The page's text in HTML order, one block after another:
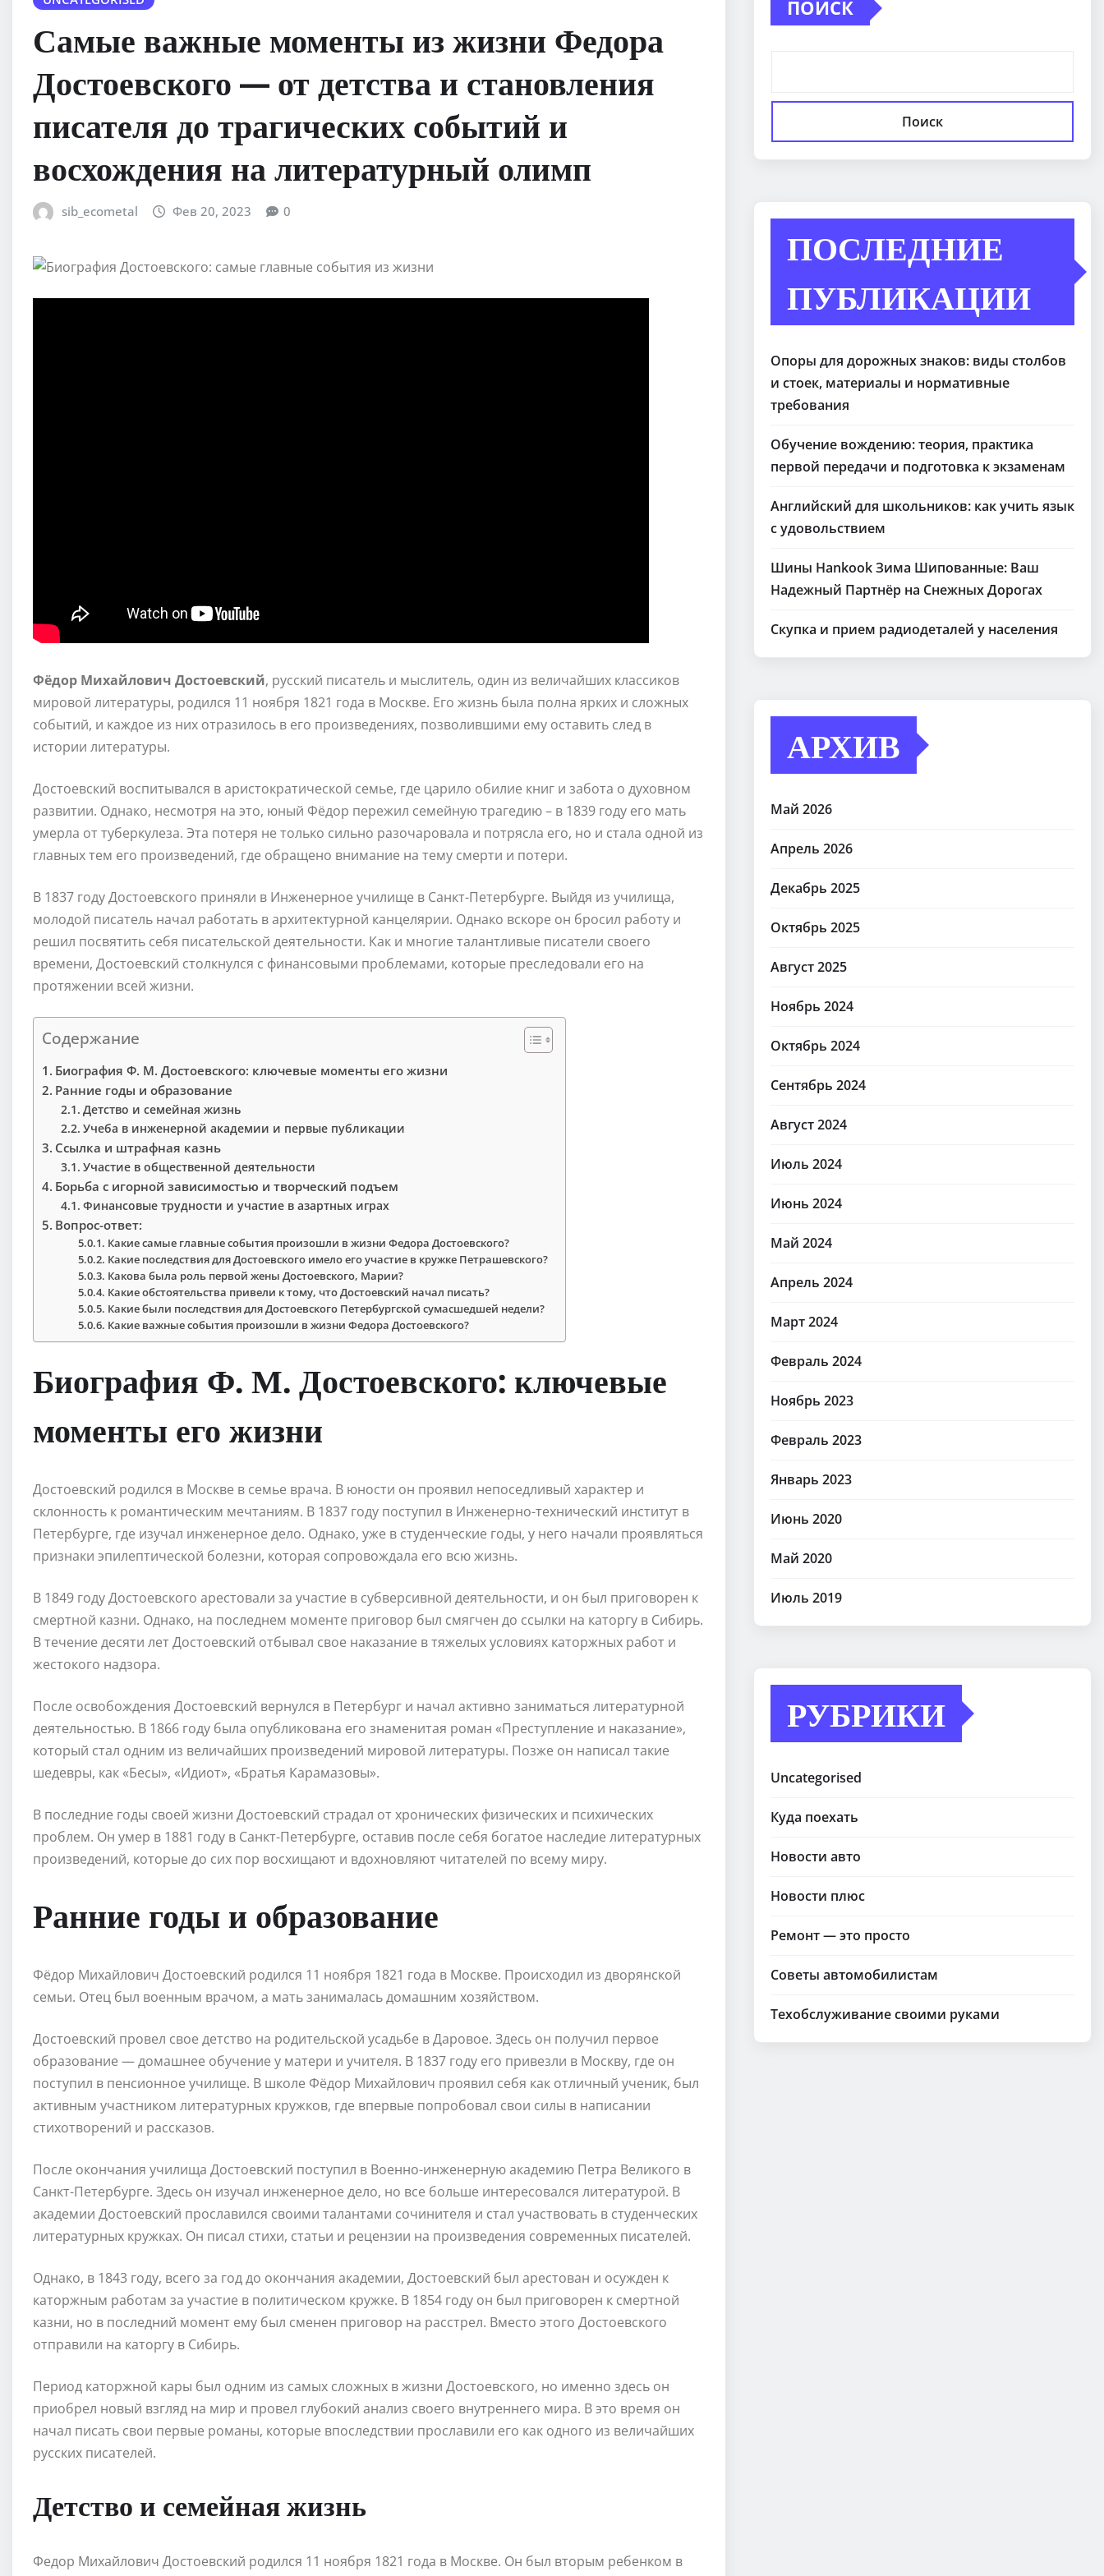
Самые важные моменты из жизни Федора
Достоевского — от детства и становления
писателя до трагических событий и
восхождения на литературный олимп
sib_ecometal Фев 20, 2023 0
Фёдор Михайлович Достоевский, русский писатель и мыслитель, один из величайших классиков
мировой литературы, родился 11 ноября 1821 года в Москве. Его жизнь была полна ярких и сложных
событий, и каждое из них отразилось в его произведениях, позволившими ему оставить след в
истории литературы.
Достоевский воспитывался в аристократической семье, где царило обилие книг и забота о духовном
развитии. Однако, несмотря на это, юный Фёдор пережил семейную трагедию – в 1839 году его мать
умерла от туберкулеза. Эта потеря не только сильно разочаровала и потрясла его, но и стала одной из
главных тем его произведений, где обращено внимание на тему смерти и потери.
В 1837 году Достоевского приняли в Инженерное училище в Санкт-Петербурге. Выйдя из училища,
молодой писатель начал работать в архитектурной канцелярии. Однако вскоре он бросил работу и
решил посвятить себя писательской деятельности. Как и многие талантливые писатели своего
времени, Достоевский столкнулся с финансовыми проблемами, которые преследовали его на
протяжении всей жизни.
Содержание
Биография Ф. М. Достоевского: ключевые моменты его жизни
Ранние годы и образование
Детство и семейная жизнь
Учеба в инженерной академии и первые публикации
Ссылка и штрафная казнь
Участие в общественной деятельности
Борьба с игорной зависимостью и творческий подъем
Финансовые трудности и участие в азартных играх
Вопрос-ответ:
Какие самые главные события произошли в жизни Федора Достоевского?
Какие последствия для Достоевского имело его участие в кружке Петрашевского?
Какова была роль первой жены Достоевского, Марии?
Какие обстоятельства привели к тому, что Достоевский начал писать?
Какие были последствия для Достоевского Петербургской сумасшедшей недели?
Какие важные события произошли в жизни Федора Достоевского?
Биография Ф. М. Достоевского: ключевые
моменты его жизни
Достоевский родился в Москве в семье врача. В юности он проявил непоседливый характер и
склонность к романтическим мечтаниям. В 1837 году поступил в Инженерно-технический институт в
Петербурге, где изучал инженерное дело. Однако, уже в студенческие годы, у него начали проявляться
признаки эпилептической болезни, которая сопровождала его всю жизнь.
В 1849 году Достоевского арестовали за участие в субверсивной деятельности, и он был приговорен к
смертной казни. Однако, на последнем моменте приговор был смягчен до ссылки на каторгу в Сибирь.
В течение десяти лет Достоевский отбывал свое наказание в тяжелых условиях каторжных работ и
жестокого надзора.
После освобождения Достоевский вернулся в Петербург и начал активно заниматься литературной
деятельностью. В 1866 году была опубликована его знаменитая роман «Преступление и наказание»,
который стал одним из величайших произведений мировой литературы. Позже он написал такие
шедевры, как «Бесы», «Идиот», «Братья Карамазовы».
В последние годы своей жизни Достоевский страдал от хронических физических и психических
проблем. Он умер в 1881 году в Санкт-Петербурге, оставив после себя богатое наследие литературных
произведений, которые до сих пор восхищают и вдохновляют читателей по всему миру.
Ранние годы и образование
Фёдор Михайлович Достоевский родился 11 ноября 1821 года в Москве. Происходил из дворянской
семьи. Отец был военным врачом, а мать занималась домашним хозяйством.
Достоевский провел свое детство на родительской усадьбе в Даровое. Здесь он получил первое
образование — домашнее обучение у матери и учителя. В 1837 году его привезли в Москву, где он
поступил в пенсионное училище. В школе Фёдор Михайлович проявил себя как отличный ученик, был
активным участником литературных кружков, где впервые попробовал свои силы в написании
стихотворений и рассказов.
После окончания училища Достоевский поступил в Военно-инженерную академию Петра Великого в
Санкт-Петербурге. Здесь он изучал инженерное дело, но все больше интересовался литературой. В
академии Достоевский прославился своими талантами сочинителя и стал участвовать в студенческих
литературных кружках. Он писал стихи, статьи и рецензии на произведения современных писателей.
Однако, в 1843 году, всего за год до окончания академии, Достоевский был арестован и осужден к
каторжным работам за участие в политическом кружке. В 1854 году он был приговорен к смертной
казни, но в последний момент ему был сменен приговор на расстрел. Вместо этого Достоевского
отправили на каторгу в Сибирь.
Период каторжной кары был одним из самых сложных в жизни Достоевского, но именно здесь он
приобрел новый взгляд на мир и провел глубокий анализ своего внутреннего мира. В это время он
начал писать свои первые романы, которые впоследствии прославили его как одного из величайших
русских писателей.
Детство и семейная жизнь
Федор Михайлович Достоевский родился 11 ноября 1821 года в Москве. Он был вторым ребенком в
ПОИСК
Поиск
ПОСЛЕДНИЕ
ПУБЛИКАЦИИ
Опоры для дорожных знаков: виды столбов
и стоек, материалы и нормативные
требования
Обучение вождению: теория, практика
первой передачи и подготовка к экзаменам
Английский для школьников: как учить язык
с удовольствием
Шины Hankook Зима Шипованные: Ваш
Надежный Партнёр на Снежных Дорогах
Скупка и прием радиодеталей у населения
АРХИВ
Май 2026
Апрель 2026
Декабрь 2025
Октябрь 2025
Август 2025
Ноябрь 2024
Октябрь 2024
Сентябрь 2024
Август 2024
Июль 2024
Июнь 2024
Май 2024
Апрель 2024
Март 2024
Февраль 2024
Ноябрь 2023
Февраль 2023
Январь 2023
Июнь 2020
Май 2020
Июль 2019
РУБРИКИ
Uncategorised
Куда поехать
Новости авто
Новости плюс
Ремонт — это просто
Советы автомобилистам
Техобслуживание своими руками